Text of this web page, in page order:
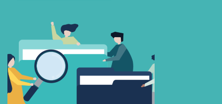
Beni Hatırla